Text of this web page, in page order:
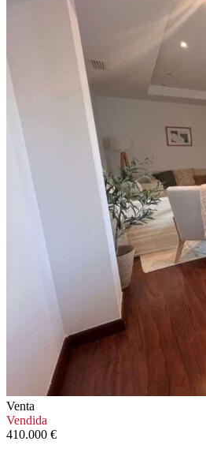
Venta
Vendida
410.000 €